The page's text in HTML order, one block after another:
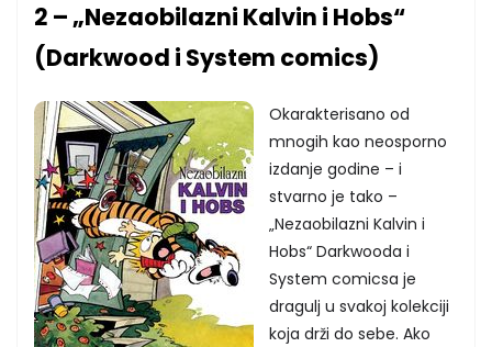
2 – „Nezaobilazni Kalvin i Hobs“
(Darkwood i System comics)
Okarakterisano od
mnogih kao neosporno
izdanje godine – i
stvarno je tako –
„Nezaobilazni Kalvin i
Hobs“ Darkwooda i
System comicsa je
dragulj u svakoj kolekciji
koja drži do sebe. Ako